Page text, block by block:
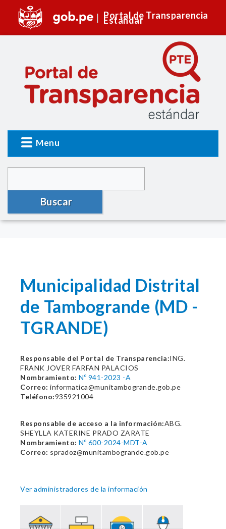
Portal de Transparencia
Estándar
Menu
Buscar
Municipalidad Distrital
de Tambogrande (MD -
TGRANDE)
Responsable del Portal de Transparencia:ING.
FRANK JOVER FARFAN PALACIOS
Nombramiento: Nº 941-2023 -A
Correo: informatica@munitambogrande.gob.pe
Teléfono:935921004
Responsable de acceso a la información:ABG.
SHEYLLA KATERINE PRADO ZARATE
Nombramiento: Nº 600-2024-MDT-A
Correo: spradoz@munitambogrande.gob.pe
Ver administradores de la información